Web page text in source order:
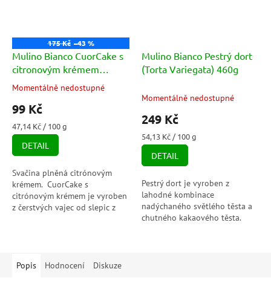
175 Kč –43 %
Mulino Bianco CuorCake s
citronovým krémem
(Crema al limone) 6ks 210g
Průměrné
hodnocení
produktu
je
5,0
5
hvězdiček.
Momentálně nedostupné
99 Kč
Měrná
cena:
47,14 Kč / 100 g
DETAIL
Svačina plněná citrónovým
krémem. CuorCake s
citrónovým krémem je vyroben
z čerstvých vajec od slepic z
Mulino Bianco Pestrý dort
(Torta Variegata) 460g
Momentálně nedostupné
249 Kč
Měrná
cena:
54,13 Kč / 100 g
DETAIL
Pestrý dort je vyroben z
lahodné kombinace
nadýchaného světlého těsta a
chutného kakaového těsta.
Popis
Hodnocení Diskuze